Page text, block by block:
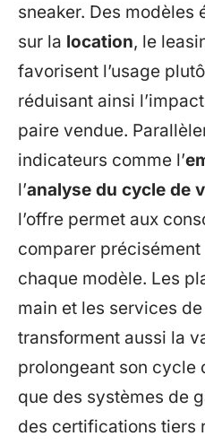
sneaker. Des modèles
sur la location, le
favorisent l’usage
réduisant ainsi
paire vendue.
indicateurs comme l’
l’analyse du cycle de
l’offre permet aux
comparer
chaque modèle. Les
main et les services
transforment aussi la
prolongeant son cycle
que des systèmes de
des certifications tiers